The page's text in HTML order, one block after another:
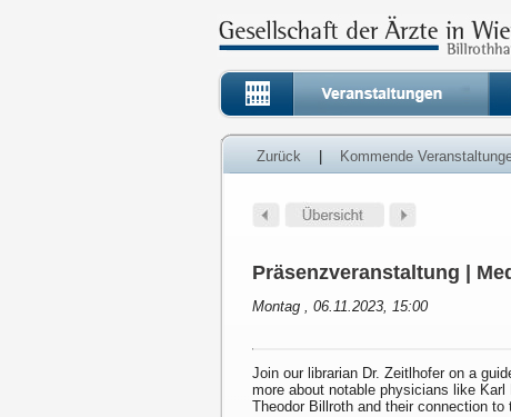
Zurück Kommende
Präsenzveranstaltung |
Montag , 06.11.2023, 15:00
Join our librarian Dr. Zeitlhofer on a
more about notable physicians like
Theodor Billroth and their connection